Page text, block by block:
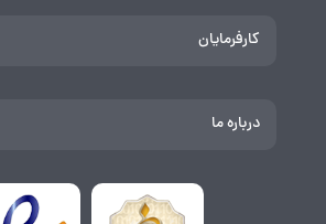
کارفرمایان
درباره ما